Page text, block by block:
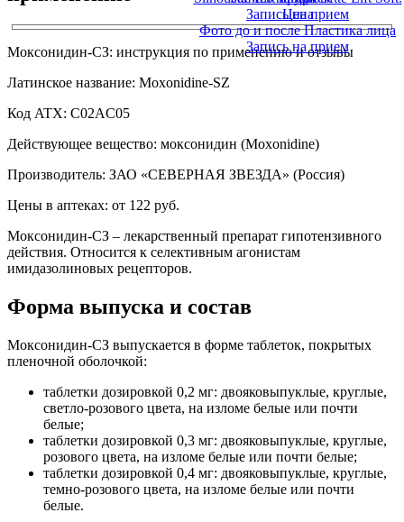
Цена
Фото до и после Пластика лица
Запись на прием
Запись на прием
Моксонидин-СЗ: инструкция по применению и отзывы
Латинское название: Moxonidine-SZ
Код ATX: C02AC05
Действующее вещество: моксонидин (Moxonidine)
Производитель: ЗАО «СЕВЕРНАЯ ЗВЕЗДА» (Россия)
Цены в аптеках: от 122 руб.
Моксонидин-СЗ – лекарственный препарат гипотензивного
действия. Относится к селективным агонистам
имидазолиновых рецепторов.
Форма выпуска и состав
Моксонидин-СЗ выпускается в форме таблеток, покрытых
пленочной оболочкой:
таблетки дозировкой 0,2 мг: двояковыпуклые, круглые,
светло-розового цвета, на изломе белые или почти
белые;
таблетки дозировкой 0,3 мг: двояковыпуклые, круглые,
розового цвета, на изломе белые или почти белые;
таблетки дозировкой 0,4 мг: двояковыпуклые, круглые,
темно-розового цвета, на изломе белые или почти
белые.